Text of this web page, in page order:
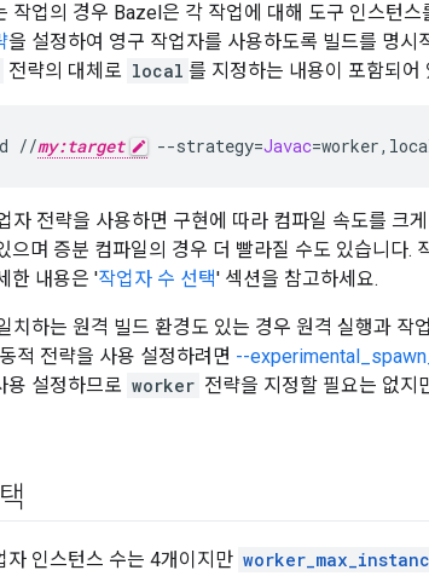
작업의 경우 Bazel은 각 작업에 대해 도구 인스턴
을 설정하여 영구 작업자를 사용하도록 빌드를 명시
전략의 대체로 local 를 지정하는 내용이 포함되어
//my:target --strategy=Javac=
자 전략을 사용하면 구현에 따라 컴파일 속도를 크
으며 증분 컴파일의 경우 더 빨라질 수도 있습니다.
한 내용은 '작업자 수 선택' 섹션을 참고하세요.
치하는 원격 빌드 환경도 있는 경우 원격 실행과 작
적 전략을 사용 설정하려면 --
용 설정하므로 worker 전략을 지정할 필요는 없지
자 인스턴스 수는 4개이지만